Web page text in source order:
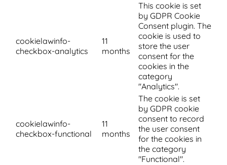
cookielawinfo-
checkbox-analytics
11
months
This cookie is set
by GDPR Cookie
Consent plugin. The
cookie is used to
store the user
consent for the
cookies in the
category
"Analytics".
cookielawinfo-
checkbox-functional
11
months
The cookie is set
by GDPR cookie
consent to record
the user consent
for the cookies in
the category
"Functional".